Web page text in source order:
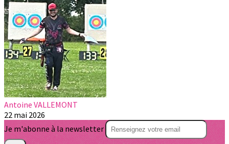
Antoine VALLEMONT
22 mai 2026
Je m'abonne à la newsletter